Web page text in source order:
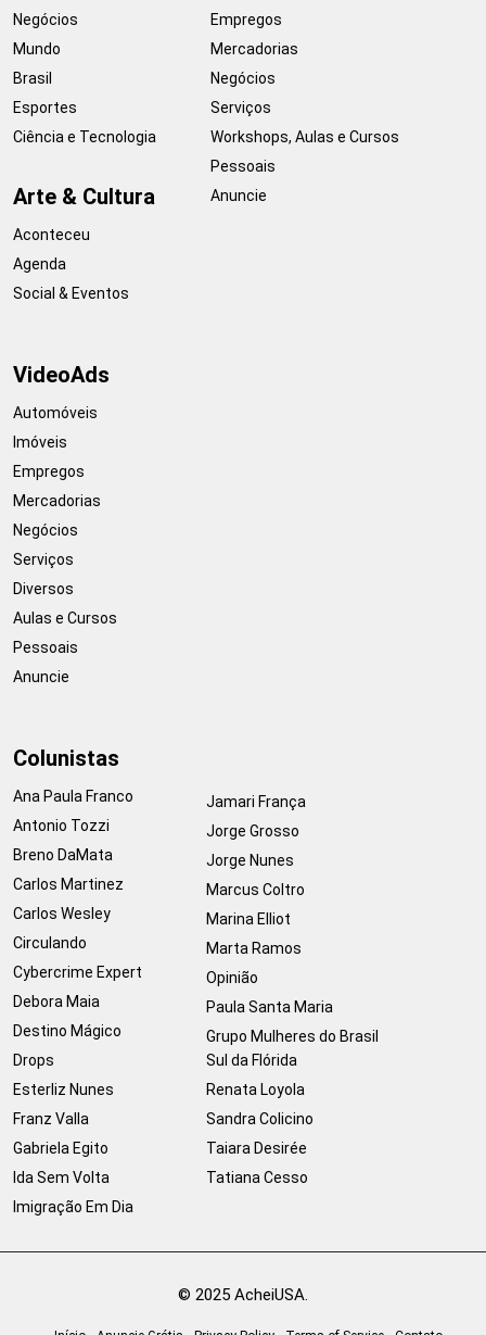
Negócios
Mundo
Brasil
Esportes
Ciência e Tecnologia
Arte & Cultura
Aconteceu
Agenda
Social & Eventos
Empregos
Mercadorias
Negócios
Serviços
Workshops, Aulas e Cursos
Pessoais
Anuncie
VideoAds
Automóveis
Imóveis
Empregos
Mercadorias
Negócios
Serviços
Diversos
Aulas e Cursos
Pessoais
Anuncie
Colunistas
Ana Paula Franco
Antonio Tozzi
Breno DaMata
Carlos Martinez
Carlos Wesley
Circulando
Cybercrime Expert
Debora Maia
Destino Mágico
Drops
Esterliz Nunes
Franz Valla
Gabriela Egito
Ida Sem Volta
Imigração Em Dia
Jamari França
Jorge Grosso
Jorge Nunes
Marcus Coltro
Marina Elliot
Marta Ramos
Opinião
Paula Santa Maria
Grupo Mulheres do Brasil
Sul da Flórida
Renata Loyola
Sandra Colicino
Taiara Desirée
Tatiana Cesso
© 2025 AcheiUSA.